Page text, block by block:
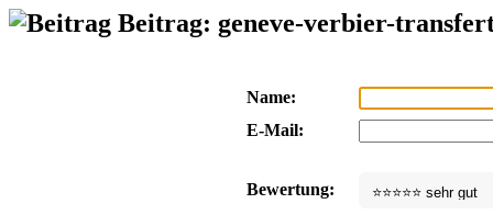
Beitrag: geneve-verbier-
Name:
E-Mail:
Bewertung: